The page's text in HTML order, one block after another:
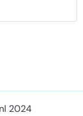
2024